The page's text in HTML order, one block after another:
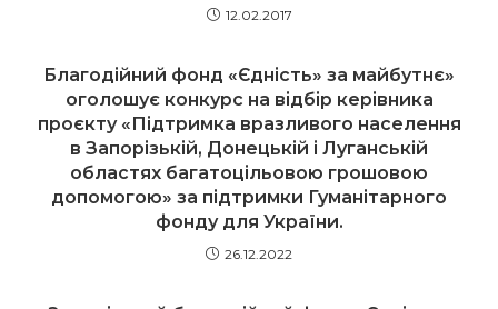
12.02.2017
Благодійний фонд «Єдність» за майбутнє»
оголошує конкурс на відбір керівника
проєкту «Підтримка вразливого населення
в Запорізькій, Донецькій і Луганській
областях багатоцільовою грошовою
допомогою» за підтримки Гуманітарного
фонду для України.
26.12.2022